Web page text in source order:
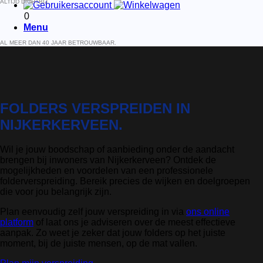
0
Menu
AL MEER DAN 40 JAAR BETROUWBAAR.
FOLDERS VERSPREIDEN IN
NIJKERKERVEEN.
Wil je jouw boodschap of aanbieding onder de aandacht
brengen bij inwoners van Nijkerkerveen? Ontdek de
mogelijkheden en voordelen van een professionele
folderverspreiding. Bereik precies de wijken en doelgroepen
die voor jou belangrijk zijn.
Plan eenvoudig zelf jouw verspreiding in via ons online
platform of laat ons je adviseren over de meest effectieve
aanpak. Zo weet je zeker dat jouw folders op het juiste
moment, bij de juiste mensen, op de mat vallen.